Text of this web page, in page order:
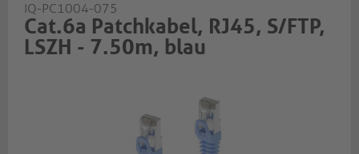
IQ-PC1004-075
Cat.6a Patchkabel, RJ45, S/FTP,
LSZH - 7.50m, blau